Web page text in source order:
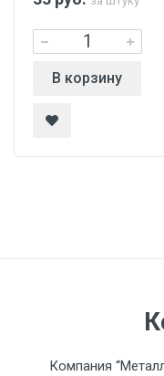
В корзину
Компания